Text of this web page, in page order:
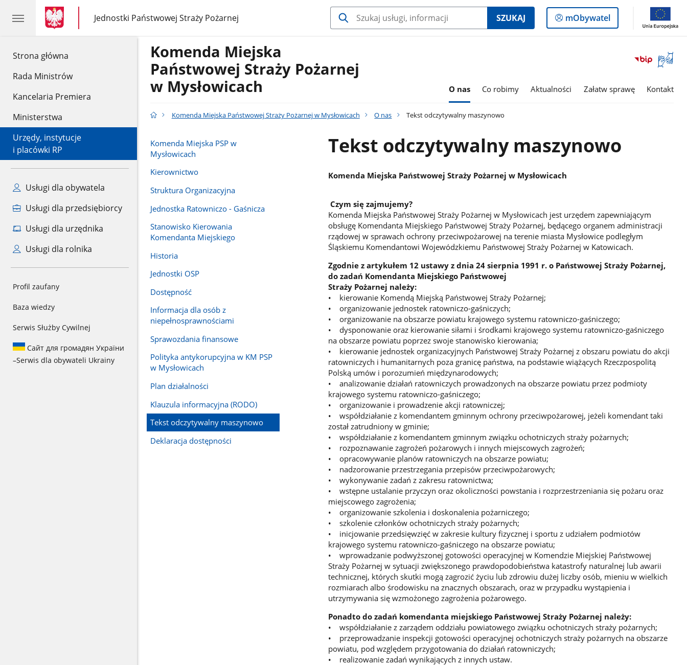
Strona główna
Rada Ministrów
Kancelaria Premiera
Ministerstwa
Urzędy, instytucje
i placówki RP
Usługi dla obywatela
Usługi dla przedsiębiorcy
Usługi dla urzędnika
Usługi dla rolnika
Profil zaufany
Baza wiedzy
Serwis Służby Cywilnej
Сайт для громадян України
–Serwis dla obywateli Ukrainy
gov.pl
gov.pl
Jednostki Państwowej Straży Pożarnej
gov.pl
Jednostki
Państwowej
SZUKAJ
Logowanie
do
mObywatel
Otwórz
okno
Komenda Miejska
Państwowej Straży Pożarnej
w Mysłowicach
O nas Co robimy Aktualności Załatw sprawę Kontakt
Komenda Miejska Państwowej Straży Pożarnej w Mysłowicach O nas Tekst odczytywalny maszynowo
Komenda Miejska PSP w
Mysłowicach
Kierownictwo
Struktura Organizacyjna
Jednostka Ratowniczo - Gaśnicza
Stanowisko Kierowania
Komendanta Miejskiego
Historia
Jednostki OSP
Dostępność
Informacja dla osób z
niepełnosprawnościami
Sprawozdania finansowe
Polityka antykorupcyjna w KM PSP
w Mysłowicach
Plan działalności
Klauzula informacyjna (RODO)
Tekst odczytywalny maszynowo
Deklaracja dostępności
Tekst odczytywalny maszynowo
Komenda Miejska Państwowej Straży Pożarnej w Mysłowicach
Czym się zajmujemy?
Komenda Miejska Państwowej Straży Pożarnej w Mysłowicach jest urzędem zapewniającym
obsługę Komendanta Miejskiego Państwowej Straży Pożarnej, będącego organem administracji
rządowej w sprawach ochrony przeciwpożarowej na terenie miasta Mysłowice podległym
Śląskiemu Komendantowi Wojewódzkiemu Państwowej Straży Pożarnej w Katowicach.
Zgodnie z artykułem 12 ustawy z dnia 24 sierpnia 1991 r. o Państwowej Straży Pożarnej,
do zadań Komendanta Miejskiego Państwowej
Straży Pożarnej należy:
• kierowanie Komendą Miejską Państwowej Straży Pożarnej;
• organizowanie jednostek ratowniczo-gaśniczych;
• organizowanie na obszarze powiatu krajowego systemu ratowniczo-gaśniczego;
• dysponowanie oraz kierowanie siłami i środkami krajowego systemu ratowniczo-gaśniczego
na obszarze powiatu poprzez swoje stanowisko kierowania;
• kierowanie jednostek organizacyjnych Państwowej Straży Pożarnej z obszaru powiatu do akcji
ratowniczych i humanitarnych poza granicę państwa, na podstawie wiążących Rzeczpospolitą
Polską umów i porozumień międzynarodowych;
• analizowanie działań ratowniczych prowadzonych na obszarze powiatu przez podmioty
krajowego systemu ratowniczo-gaśniczego;
• organizowanie i prowadzenie akcji ratowniczej;
• współdziałanie z komendantem gminnym ochrony przeciwpożarowej, jeżeli komendant taki
został zatrudniony w gminie;
• współdziałanie z komendantem gminnym związku ochotniczych straży pożarnych;
• rozpoznawanie zagrożeń pożarowych i innych miejscowych zagrożeń;
• opracowywanie planów ratowniczych na obszarze powiatu;
• nadzorowanie przestrzegania przepisów przeciwpożarowych;
• wykonywanie zadań z zakresu ratownictwa;
• wstępne ustalanie przyczyn oraz okoliczności powstania i rozprzestrzeniania się pożaru oraz
miejscowego zagrożenia;
• organizowanie szkolenia i doskonalenia pożarniczego;
• szkolenie członków ochotniczych straży pożarnych;
• inicjowanie przedsięwzięć w zakresie kultury fizycznej i sportu z udziałem podmiotów
krajowego systemu ratowniczo-gaśniczego na obszarze powiatu;
• wprowadzanie podwyższonej gotowości operacyjnej w Komendzie Miejskiej Państwowej
Straży Pożarnej w sytuacji zwiększonego prawdopodobieństwa katastrofy naturalnej lub awarii
technicznej, których skutki mogą zagrozić życiu lub zdrowiu dużej liczby osób, mieniu w wielkich
rozmiarach albo środowisku na znacznych obszarach, oraz w przypadku wystąpienia i
utrzymywania się wzmożonego zagrożenia pożarowego.
Ponadto do zadań komendanta miejskiego Państwowej Straży Pożarnej należy:
• współdziałanie z zarządem oddziału powiatowego związku ochotniczych straży pożarnych;
• przeprowadzanie inspekcji gotowości operacyjnej ochotniczych straży pożarnych na obszarze
powiatu, pod względem przygotowania do działań ratowniczych;
• realizowanie zadań wynikających z innych ustaw.